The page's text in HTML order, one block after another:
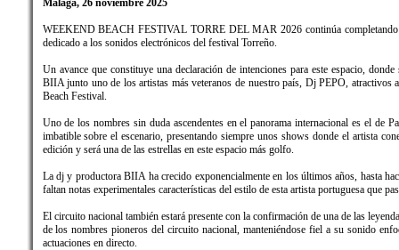
Málaga, 26 noviembre 2025
WEEKEND BEACH FESTIVAL TORRE DEL MAR 2026 continúa completando
dedicado a los sonidos electrónicos del festival Torreño.
Un avance que constituye una declaración de intenciones para este espacio,
BIIA junto uno de los artistas más veteranos de nuestro país, Dj PEPO, atractivos
Beach Festival.
Uno de los nombres sin duda ascendentes en el panorama internacional es el de
imbatible sobre el escenario, presentando siempre unos shows donde el artista
edición y será una de las estrellas en este espacio más golfo.
La dj y productora BIIA ha crecido exponencialmente en los últimos años, hasta
faltan notas experimentales características del estilo de esta artista portuguesa que
El circuito nacional también estará presente con la confirmación de una de las
de los nombres pioneros del circuito nacional, manteniéndose fiel a su sonido
actuaciones en directo.